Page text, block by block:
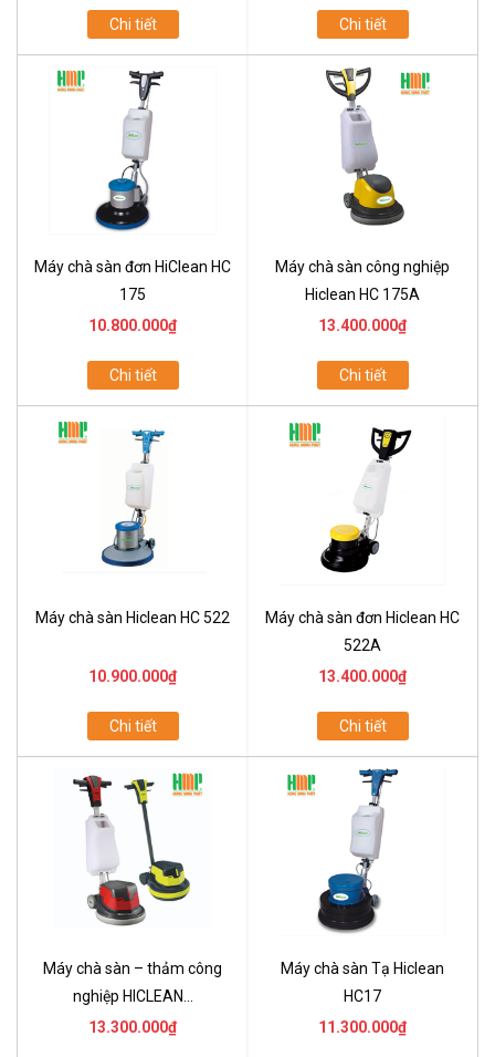
Chi tiết Chi tiết
Máy chà sàn đơn HiClean HC
175
10.800.000₫
Chi tiết
Máy chà sàn công nghiệp
Hiclean HC 175A
13.400.000₫
Chi tiết
Máy chà sàn Hiclean HC 522
10.900.000₫
Chi tiết
Máy chà sàn đơn Hiclean HC
522A
13.400.000₫
Chi tiết
Máy chà sàn – thảm công
nghiệp HICLEAN...
13.300.000₫
Máy chà sàn Tạ Hiclean
HC17
11.300.000₫